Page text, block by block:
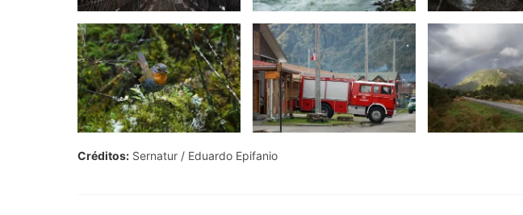
Créditos: Sernatur Eduardo Epifanio